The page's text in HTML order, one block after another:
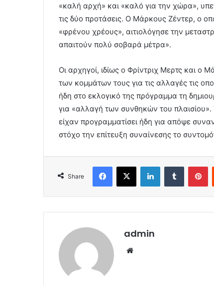
«καλή αρχή» και «καλό για την χώρα»,
τις δύο προτάσεις. Ο Μάρκους Ζέντερ, ο
«φρένου χρέους», αιτιολόγησε την
απαιτούν πολύ σοβαρά μέτρα».
Οι αρχηγοί, ιδίως ο Φρίντριχ Μερτς και ο
των κομμάτων τους για τις αλλαγές τις
ήδη στο εκλογικό της πρόγραμμα τη
για «αλλαγή των συνθηκών του
είχαν προγραμματίσει ήδη για απόψε
στόχο την επίτευξη συναίνεσης το
Share
Facebook
X LinkedInTumblr
admin